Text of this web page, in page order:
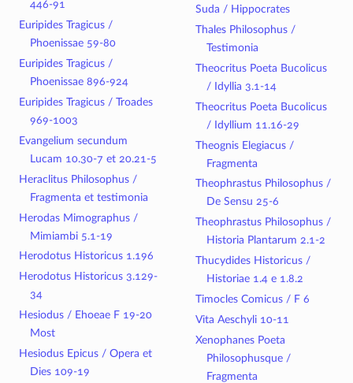
446-91
Euripides Tragicus /
Phoenissae 59-80
Euripides Tragicus /
Phoenissae 896-924
Euripides Tragicus / Troades
969-1003
Evangelium secundum
Lucam 10.30-7 et 20.21-5
Heraclitus Philosophus /
Fragmenta et testimonia
Herodas Mimographus /
Mimiambi 5.1-19
Herodotus Historicus 1.196
Herodotus Historicus 3.129-
34
Hesiodus / Ehoeae F 19-20
Most
Hesiodus Epicus / Opera et
Dies 109-19
Suda / Hippocrates
Thales Philosophus /
Testimonia
Theocritus Poeta Bucolicus
/ Idyllia 3.1-14
Theocritus Poeta Bucolicus
/ Idyllium 11.16-29
Theognis Elegiacus /
Fragmenta
Theophrastus Philosophus /
De Sensu 25-6
Theophrastus Philosophus /
Historia Plantarum 2.1-2
Thucydides Historicus /
Historiae 1.4 e 1.8.2
Timocles Comicus / F 6
Vita Aeschyli 10-11
Xenophanes Poeta
Philosophusque /
Fragmenta